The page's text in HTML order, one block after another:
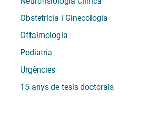
Obstetrícia i Ginecologia
Oftalmologia
Pediatria
Urgències
15 anys de tesis doctorals